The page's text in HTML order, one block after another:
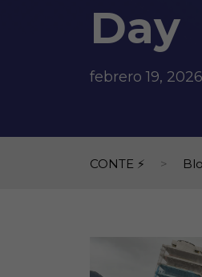
Day
febrero 19, 2026
CONTE ⚡ >